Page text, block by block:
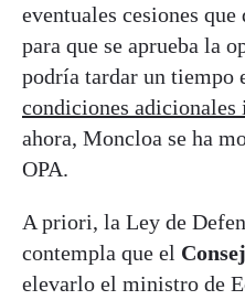
eventuales cesiones
para que se aprueba la
podría tardar un tiempo
condiciones
ahora, Moncloa se ha
OPA.
A priori, la Ley de
contempla que el
elevarlo el ministro de